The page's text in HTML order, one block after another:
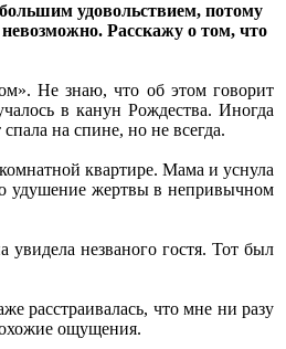
удовольствием, потому
Расскажу о том, что
Не знаю, что об этом говорит
в канун Рождества. Иногда
на спине, но не всегда.
квартире. Мама и уснула
удушение жертвы в непривычном
незваного гостя. Тот был
расстраивалась, что мне ни разу
ощущения.